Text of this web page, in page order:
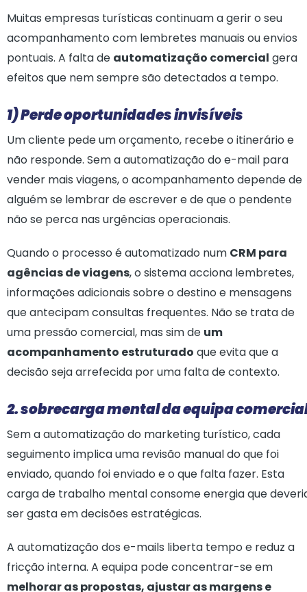
Muitas empresas turísticas continuam a gerir o seu
acompanhamento com lembretes manuais ou envios
pontuais. A falta de automatização comercial gera
efeitos que nem sempre são detectados a tempo.
1) Perde oportunidades invisíveis
Um cliente pede um orçamento, recebe o itinerário e
não responde. Sem a automatização do e-mail para
vender mais viagens, o acompanhamento depende de
alguém se lembrar de escrever e de que o pendente
não se perca nas urgências operacionais.
Quando o processo é automatizado num CRM para
agências de viagens, o sistema acciona lembretes,
informações adicionais sobre o destino e mensagens
que antecipam consultas frequentes. Não se trata de
uma pressão comercial, mas sim de um
acompanhamento estruturado que evita que a
decisão seja arrefecida por uma falta de contexto.
2. sobrecarga mental da equipa
Sem a automatização do marketing turístico, cada
seguimento implica uma revisão manual do que foi
enviado, quando foi enviado e o que falta fazer. Esta
carga de trabalho mental consome energia que
ser gasta em decisões estratégicas.
A automatização dos e-mails liberta tempo e reduz a
fricção interna. A equipa pode concentrar-se em
melhorar as propostas, ajustar as margens e